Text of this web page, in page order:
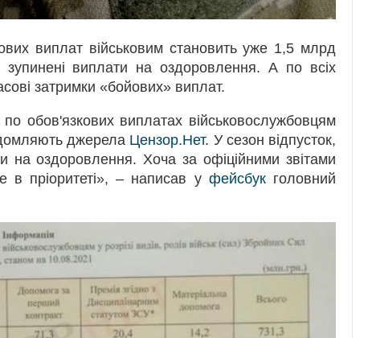
виплат військовим становить уже 1,5 млрд
виплати на оздоровлення. А по всіх
затримки «бойових» виплат.
обов'язкових виплатах військовослужбовцям
джерела Цензор.Нет. У сезон відпусток,
на оздоровлення. Хоча за офіційними звітами
пріоритеті», – написав у фейсбукголовний